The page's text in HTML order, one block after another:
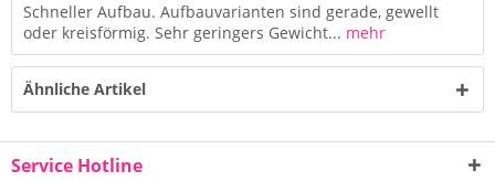
Schneller Aufbau. Aufbauvarianten sind gerade, gewellt
oder kreisförmig. Sehr geringers Gewicht... mehr
Ähnliche Artikel
Service Hotline